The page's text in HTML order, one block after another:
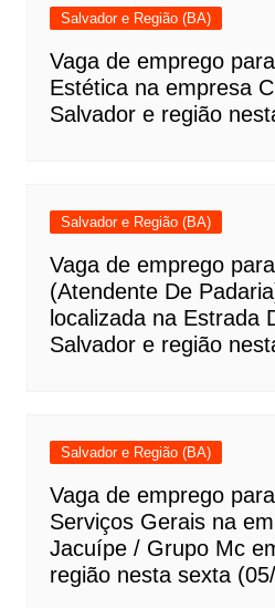
Salvador e Região (BA)
Vaga de emprego
Estética na empresa
Salvador e região
Salvador e Região (BA)
Vaga de emprego
(Atendente De
localizada na Estrada
Salvador e região
Salvador e Região (BA)
Vaga de emprego
Serviços Gerais na
Jacuípe / Grupo Mc
região nesta sexta